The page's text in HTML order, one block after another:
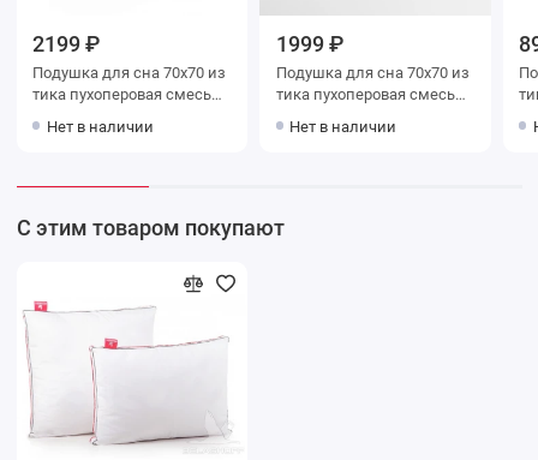
2199 ₽
Подушка для сна 70х70 из
тика пухоперовая смесь
Нет в наличии
1999 ₽
Подушка для сна 70х70 из
тика пухоперовая смесь
Нет в наличии
тика
С этим товаром покупают